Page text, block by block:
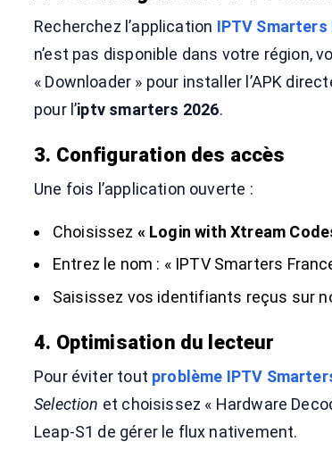
Recherchez l’application IPTV Smarters
n’est pas disponible dans votre région,
« Downloader » pour installer l’APK
pour l’iptv smarters 2026.
3. Configuration des accès
Une fois l’application ouverte :
Choisissez « Login with Xtream
Entrez le nom : « IPTV Smarters
Saisissez vos identifiants reçus sur
4. Optimisation du lecteur
Pour éviter tout problème IPTV
Selection et choisissez « Hardware
Leap-S1 de gérer le flux nativement.